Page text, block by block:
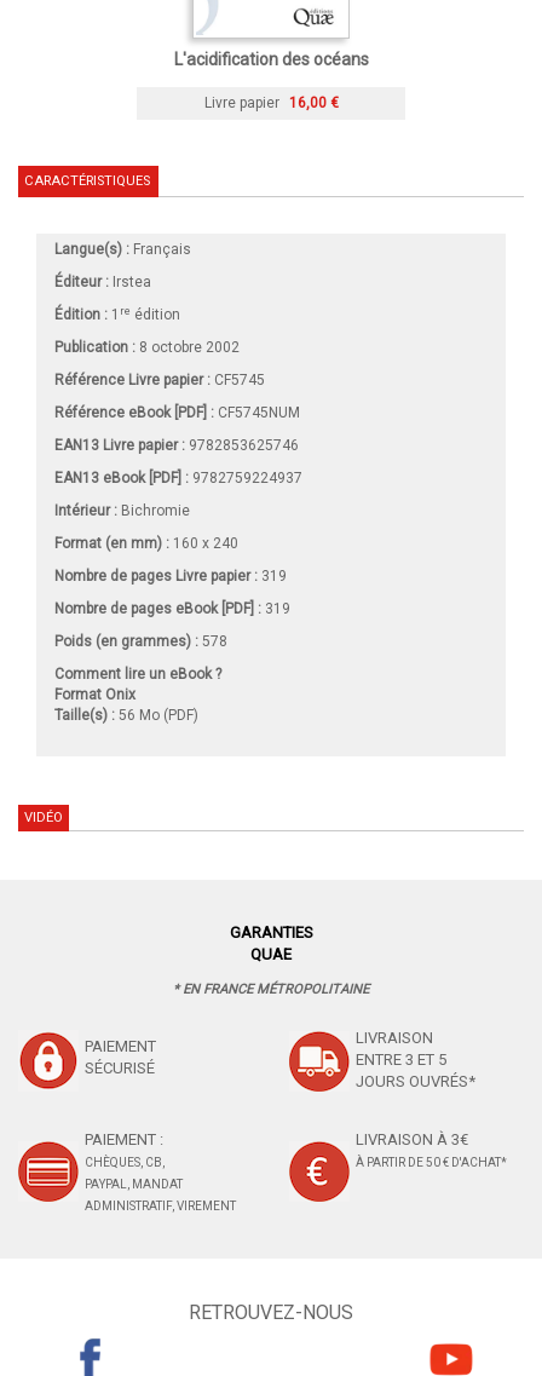
L'acidification des océans
Livre papier 16,00 €
CARACTÉRISTIQUES
Langue(s) : Français
Éditeur : Irstea
Édition : 1 re édition
Publication : 8 octobre 2002
Référence Livre papier : CF5745
Référence eBook [PDF] : CF5745NUM
EAN13 Livre papier : 9782853625746
EAN13 eBook [PDF] : 9782759224937
Intérieur : Bichromie
Format (en mm) : 160 x 240
Nombre de pages Livre papier: 319
Nombre de pages eBook [PDF] : 319
Poids (en grammes) : 578
Comment lire un eBook ?
Format Onix
Taille(s) : 56 Mo (PDF)
VIDÉO
GARANTIES
QUAE
* EN FRANCE MÉTROPOLITAINE
PAIEMENT
SÉCURISÉ
LIVRAISON
ENTRE 3 ET 5
JOURS OUVRÉS*
PAIEMENT :
CHÈQUES, CB,
PAYPAL, MANDAT
ADMINISTRATIF, VIREMENT
LIVRAISON À 3€
À PARTIR DE 50 € D'ACHAT*
RETROUVEZ-NOUS